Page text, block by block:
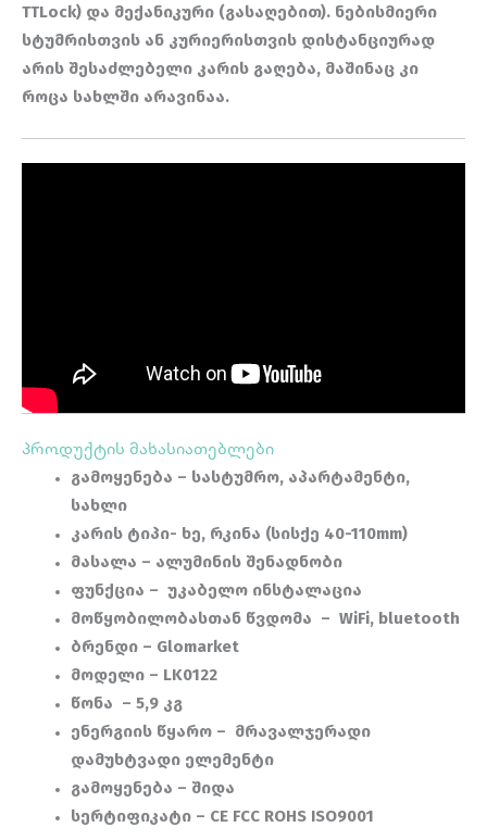
TTLock) და მექანიკური (გასაღებით). ნებისმიერი
სტუმრისთვის ან კურიერისთვის დისტანციურად
არის შესაძლებელი კარის გაღება, მაშინაც კი
როცა სახლში არავინაა.
პროდუქტის მახასიათებლები
გამოყენება – სასტუმრო, აპარტამენტი,
სახლი
კარის ტიპი- ხე, რკინა (სისქე 40-110mm)
მასალა – ალუმინის შენადნობი
ფუნქცია – უკაბელო ინსტალაცია
მოწყობილობასთან წვდომა – WiFi, bluetooth
ბრენდი – Glomarket​
მოდელი – LK0122
წონა – 5,9 კგ
ენერგიის წყარო – მრავალჯერადი
დამუხტვადი ელემენტი
გამოყენება – შიდა
სერტიფიკატი – CE FCC ROHS ISO9001